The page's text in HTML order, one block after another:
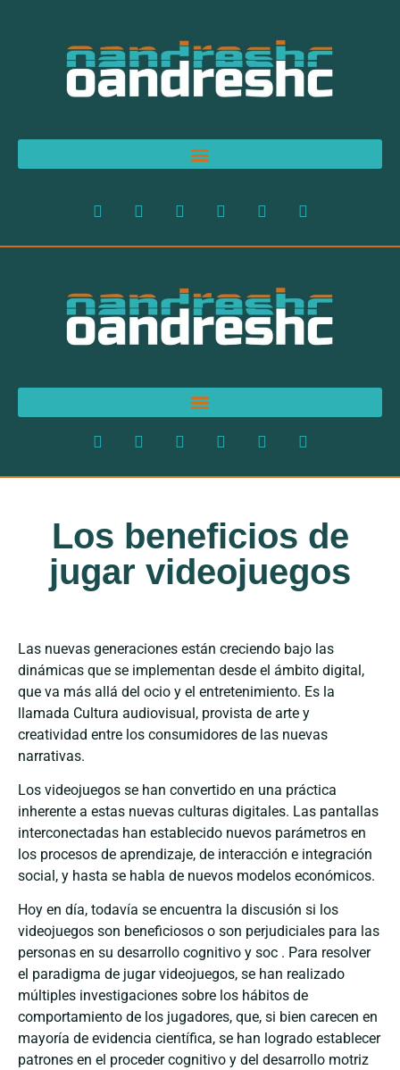
Los beneficios de
jugar videojuegos
Las nuevas generaciones están creciendo bajo las
dinámicas que se implementan desde el ámbito digital,
que va más allá del ocio y el entretenimiento. Es la
llamada Cultura audiovisual, provista de arte y
creatividad entre los consumidores de las nuevas
narrativas.
Los videojuegos se han convertido en una práctica
inherente a estas nuevas culturas digitales. Las pantallas
interconectadas han establecido nuevos parámetros en
los procesos de aprendizaje, de interacción e integración
social, y hasta se habla de nuevos modelos económicos.
Hoy en día, todavía se encuentra la discusión si los
videojuegos son beneficiosos o son perjudiciales para las
personas en su desarrollo cognitivo y soc . Para resolver
el paradigma de jugar videojuegos, se han realizado
múltiples investigaciones sobre los hábitos de
comportamiento de los jugadores, que, si bien carecen en
mayoría de evidencia científica, se han logrado establecer
patrones en el proceder cognitivo y del desarrollo motriz